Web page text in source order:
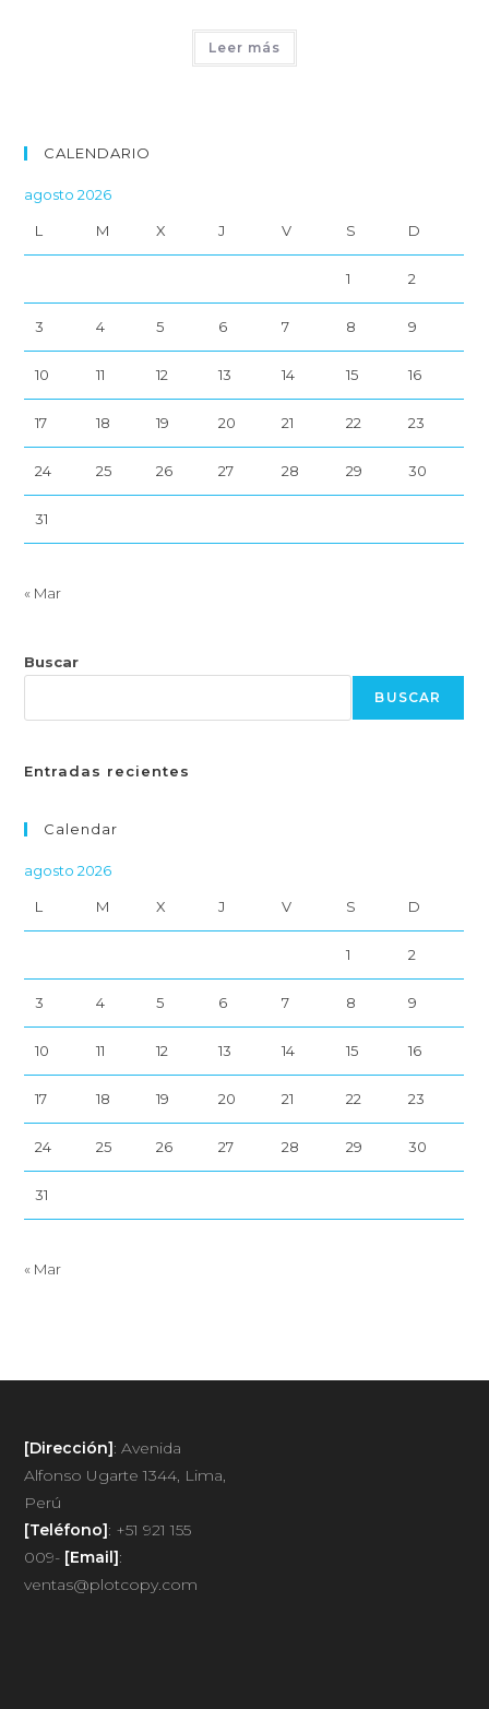
Leer más
CALENDARIO
agosto 2026
L M X J V S D
1 2
3 4 5 6 7 8 9
10 11 12 13 14 15 16
17 18 19 20 21 22 23
24 25 26 27 28 29 30
31
« Mar
Buscar
BUSCAR
Entradas recientes
Calendar
agosto 2026
L M X J V S D
1 2
3 4 5 6 7 8 9
10 11 12 13 14 15 16
17 18 19 20 21 22 23
24 25 26 27 28 29 30
31
« Mar
[Dirección]: Avenida
Alfonso Ugarte 1344, Lima,
Perú
[Teléfono]: +51 921 155
009- [Email]:
ventas@plotcopy.com